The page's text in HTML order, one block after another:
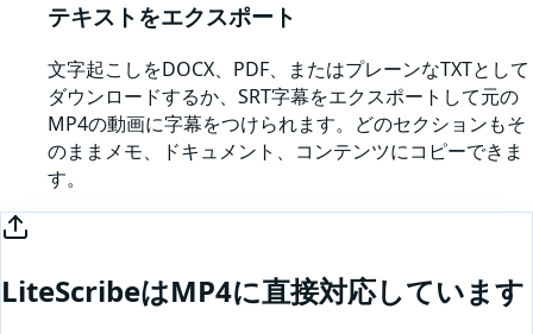
テキストをエクスポート
文字起こしをDOCX、PDF、またはプレーンなTXTとして
ダウンロードするか、SRT字幕をエクスポートして元の
MP4の動画に字幕をつけられます。どのセクションもそ
のままメモ、ドキュメント、コンテンツにコピーできま
す。
LiteScribeはMP4に直接対応しています